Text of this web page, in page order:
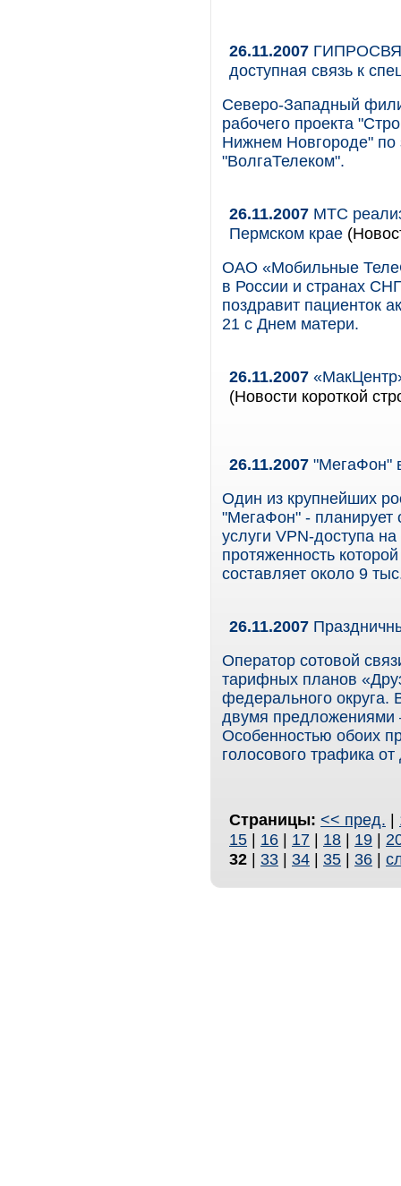
26.11.2007
доступная связь к
Северо-Западный
рабочего проекта
Нижнем Новгороде"
"ВолгаТелеком".
26.11.2007 МТС
Пермском крае
ОАО «Мобильные
в России и странах
поздравит пациенток
21 с Днем матери.
26.11.2007
(Новости короткой
26.11.2007 "МегаФон"
Один из крупнейших
"МегаФон" - планирует
услуги VPN-доступа
протяженность
составляет около 9
26.11.2007
Оператор сотовой
тарифных планов
федерального округа.
двумя предложениями
Особенностью обоих
голосового трафика
Страницы: << пред. |
15 | 16 | 17 | 18 | 19 |
32 | 33 | 34 | 35 | 36 |